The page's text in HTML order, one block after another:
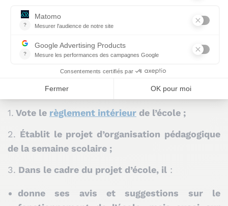
pédagogique de la semaine scolaire. Dans le
suggestions sur le fonctionnement de l’école,
intéressant la vie de l’école.
Le conseil d’école :
1. Vote le règlement intérieur de l’école ;
2. Établit le projet d’organisation pédagogique
de la semaine scolaire ;
3. Dans le cadre du projet d’école, il :
donne ses avis et suggestions sur le